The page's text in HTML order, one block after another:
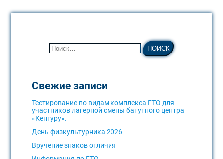
Свежие записи
Тестирование по видам комплекса ГТО для
участников лагерной смены батутного центра
«Кенгуру».
День физкультурника 2026
Вручение знаков отличия